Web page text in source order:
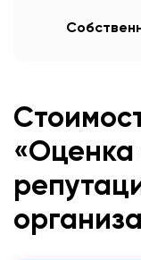
«Оценка